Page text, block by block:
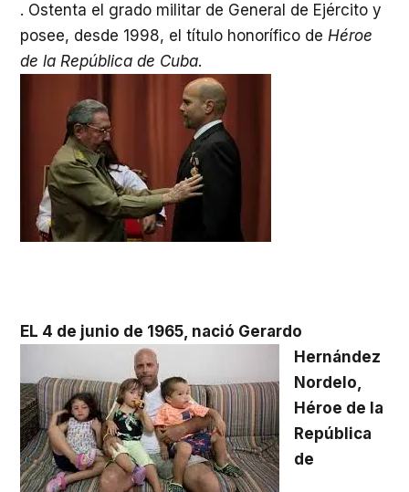
. Ostenta el grado militar de General de Ejército y
posee, desde 1998, el título honorífico de Héroe
de la República de Cuba.
EL 4 de junio de 1965, nació Gerardo
Hernández
Nordelo,
Héroe de la
República
de